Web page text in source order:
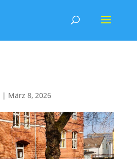
| März 8, 2026